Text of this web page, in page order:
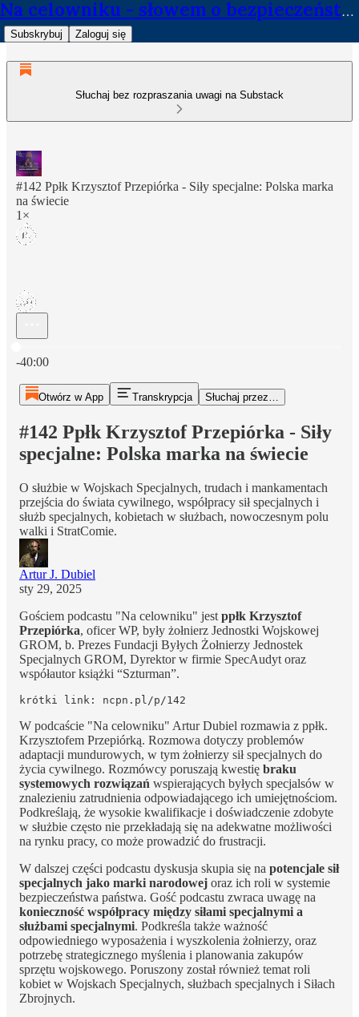
Na celowniku - słowem o bezpieczeństwie
Subskrybuj Zaloguj się
Słuchaj bez rozpraszania uwagi na Substack
#142 Ppłk Krzysztof Przepiórka - Siły specjalne: Polska marka
na świecie
1×
-40:00
Otwórz w App Transkrypcja Słuchaj przez…
#142 Ppłk Krzysztof Przepiórka - Siły
specjalne: Polska marka na świecie
O służbie w Wojskach Specjalnych, trudach i mankamentach
przejścia do świata cywilnego, współpracy sił specjalnych i
służb specjalnych, kobietach w służbach, nowoczesnym polu
walki i StratComie.
Artur J. Dubiel
sty 29, 2025
Gościem podcastu "Na celowniku" jest ppłk Krzysztof
Przepiórka, oficer WP, były żołnierz Jednostki Wojskowej
GROM, b. Prezes Fundacji Byłych Żołnierzy Jednostek
Specjalnych GROM, Dyrektor w firmie SpecAudyt oraz
współautor książki “Szturman”.
krótki link: ncpn.pl/p/142
W podcaście "Na celowniku" Artur Dubiel rozmawia z ppłk.
Krzysztofem Przepiórką. Rozmowa dotyczy problemów
adaptacji mundurowych, w tym żołnierzy sił specjalnych do
życia cywilnego. Rozmówcy poruszają kwestię braku
systemowych rozwiązań wspierających byłych specjalsów w
znalezieniu zatrudnienia odpowiadającego ich umiejętnościom.
Podkreślają, że wysokie kwalifikacje i doświadczenie zdobyte
w służbie często nie przekładają się na adekwatne możliwości
na rynku pracy, co może prowadzić do frustracji.
W dalszej części podcastu dyskusja skupia się na potencjale sił
specjalnych jako marki narodowej oraz ich roli w systemie
bezpieczeństwa państwa. Gość podcastu zwraca uwagę na
konieczność współpracy między siłami specjalnymi a
służbami specjalnymi. Podkreśla także ważność
odpowiedniego wyposażenia i wyszkolenia żołnierzy, oraz
potrzebę strategicznego myślenia i planowania zakupów
sprzętu wojskowego. Poruszony został również temat roli
kobiet w Wojskach Specjalnych, służbach specjalnych i Siłach
Zbrojnych.